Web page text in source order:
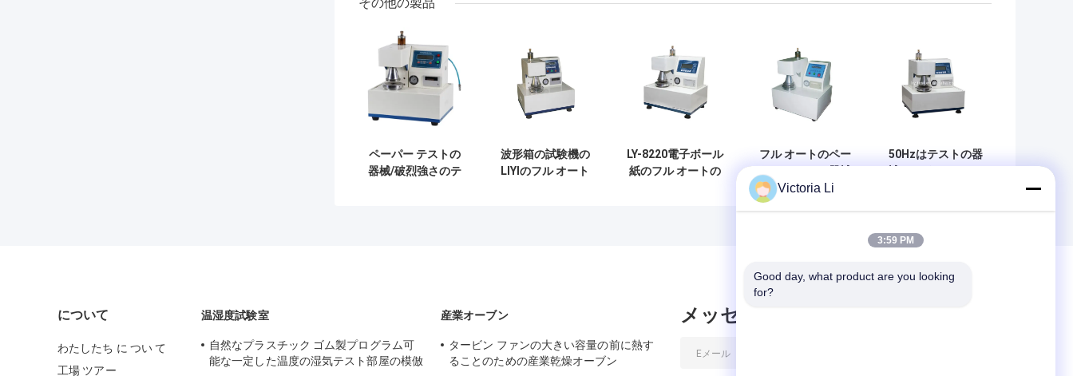
ペーパー テストの
器械/破烈強さのテ
波形箱の試験機の
LIYIのフル オート
LY-8220電子ボール
紙のフル オートの
フル オートのペー
は/波形を付けまし
た-破烈強さのテス
50Hzはテストの器
について
わたしたち に つい て
工場 ツアー
温湿度試験室
自然なプラスチック ゴム製プログラム可
能な一定した温度の湿気テスト部屋の模倣
産業オーブン
タービン ファンの大きい容量の前に熱す
ることのための産業乾燥オーブン
メッセージ
Victoria Li
3:59 PM
Good day, what product are you looking
for?